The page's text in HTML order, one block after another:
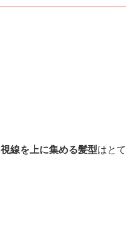
視線を上に集める髪型はとて